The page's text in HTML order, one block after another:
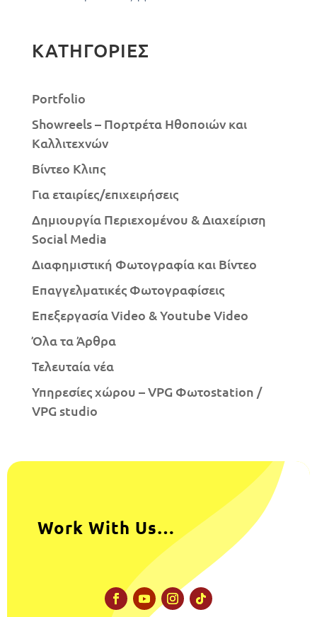
ΚΑΤΗΓΟΡΙΕΣ
Portfolio
Showreels – Πορτρέτα Ηθοποιών και
Καλλιτεχνών
Βίντεο Κλιπς
Για εταιρίες/επιχειρήσεις
Δημιουργία Περιεχομένου & Διαχείριση
Social Media
Διαφημιστική Φωτογραφία και Βίντεο
Επαγγελματικές Φωτογραφίσεις
Επεξεργασία Video & Youtube Video
Όλα τα Άρθρα
Τελευταία νέα
Υπηρεσίες χώρου – VPG Φωτοstation /
VPG studio
Work With Us…